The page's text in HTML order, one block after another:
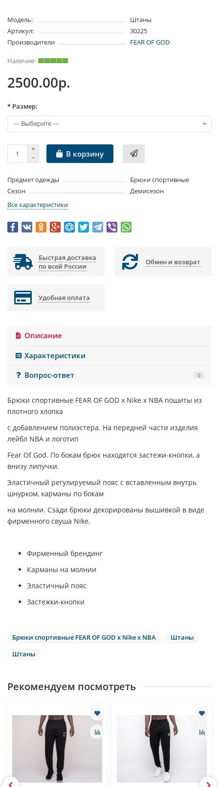
Модель:
Штаны
Артикул:
30225
Производители
FEAR OF GOD
2500.00р.
* Размер:
В корзину
Предмет одежды
Брюки спортивные
Сезон
Демисезон
Все характеристики
Быстрая доставка
по всей России
Обмен и возврат
Удобная оплата
Описание
Характеристики
Вопрос-ответ
0
Брюки спортивные FEAR OF GOD x Nike x NBA пошиты из
плотного хлопка
с добавлением полиэстера. На передней части изделия
лейбл NBA и логотип
Fear Of God. По бокам брюк находятся застежи-кнопки, а
внизу липучки.
Эластичный регулируемый пояс с вставленным внутрь
шнурком, карманы по бокам
на молнии. Сзади брюки декорированы вышивкой в виде
фирменного свуша Nike.
Фирменный брендинг
Карманы на молнии
Эластичный пояс
Застежки-кнопки
Брюки спортивные FEAR OF GOD x Nike x NBA
Штаны
Штаны
Рекомендуем посмотреть